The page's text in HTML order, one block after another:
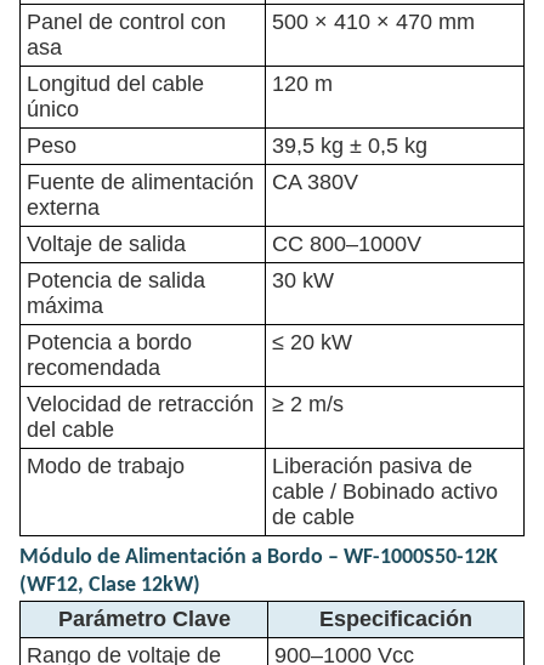
Panel de control con
asa
500 × 410 × 470 mm
Longitud del cable
único
120 m
Peso
39,5 kg ± 0,5 kg
Fuente de alimentación
externa
CA 380V
Voltaje de salida
CC 800–1000V
Potencia de salida
máxima
30 kW
Potencia a bordo
recomendada
≤ 20 kW
Velocidad de retracción
del cable
≥ 2 m/s
Modo de trabajo
Liberación pasiva de
cable / Bobinado activo
de cable
Módulo de Alimentación a Bordo – WF-1000S50-12K
(WF12, Clase 12kW)
Parámetro Clave
Especificación
Rango de voltaje de
900–1000 Vcc